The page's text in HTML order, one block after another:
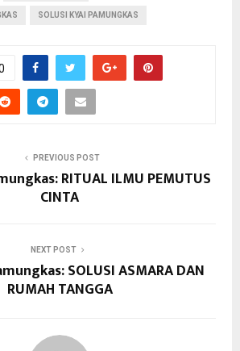
SOLUSI KYAI PAMUNGKAS
PREVIOUS POST
RITUAL ILMU PEMUTUS
CINTA
NEXT POST
SOLUSI ASMARA DAN
RUMAH TANGGA